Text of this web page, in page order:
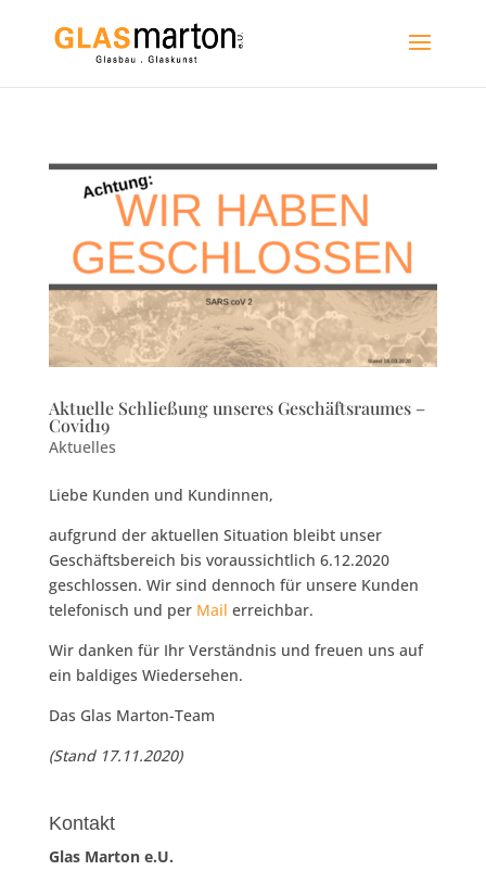
Aktuelle Schließung unseres Geschäftsraumes –
Covid19
Aktuelles
Liebe Kunden und Kundinnen,
aufgrund der aktuellen Situation bleibt unser
Geschäftsbereich bis voraussichtlich 6.12.2020
geschlossen. Wir sind dennoch für unsere Kunden
telefonisch und per Mail erreichbar.
Wir danken für Ihr Verständnis und freuen uns auf
ein baldiges Wiedersehen.
Das Glas Marton-Team
(Stand 17.11.2020)
Kontakt
Glas Marton e.U.